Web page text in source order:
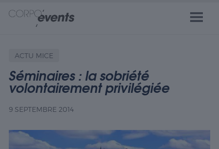
ACTU MICE
Séminaires : la sobriété
volontairement privilégiée
9 SEPTEMBRE 2014